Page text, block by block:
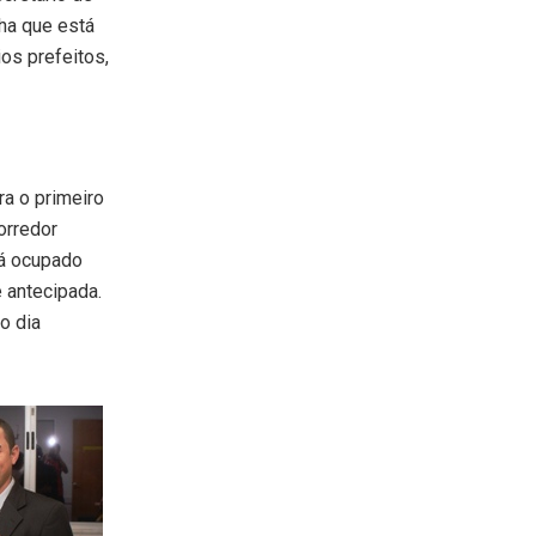
que está
prefeitos,
o primeiro
ocupado
dia